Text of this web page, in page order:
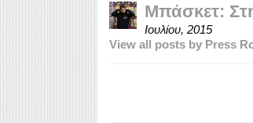
Μπάσκετ:
Ιουλίου, 2015
View all posts by Press